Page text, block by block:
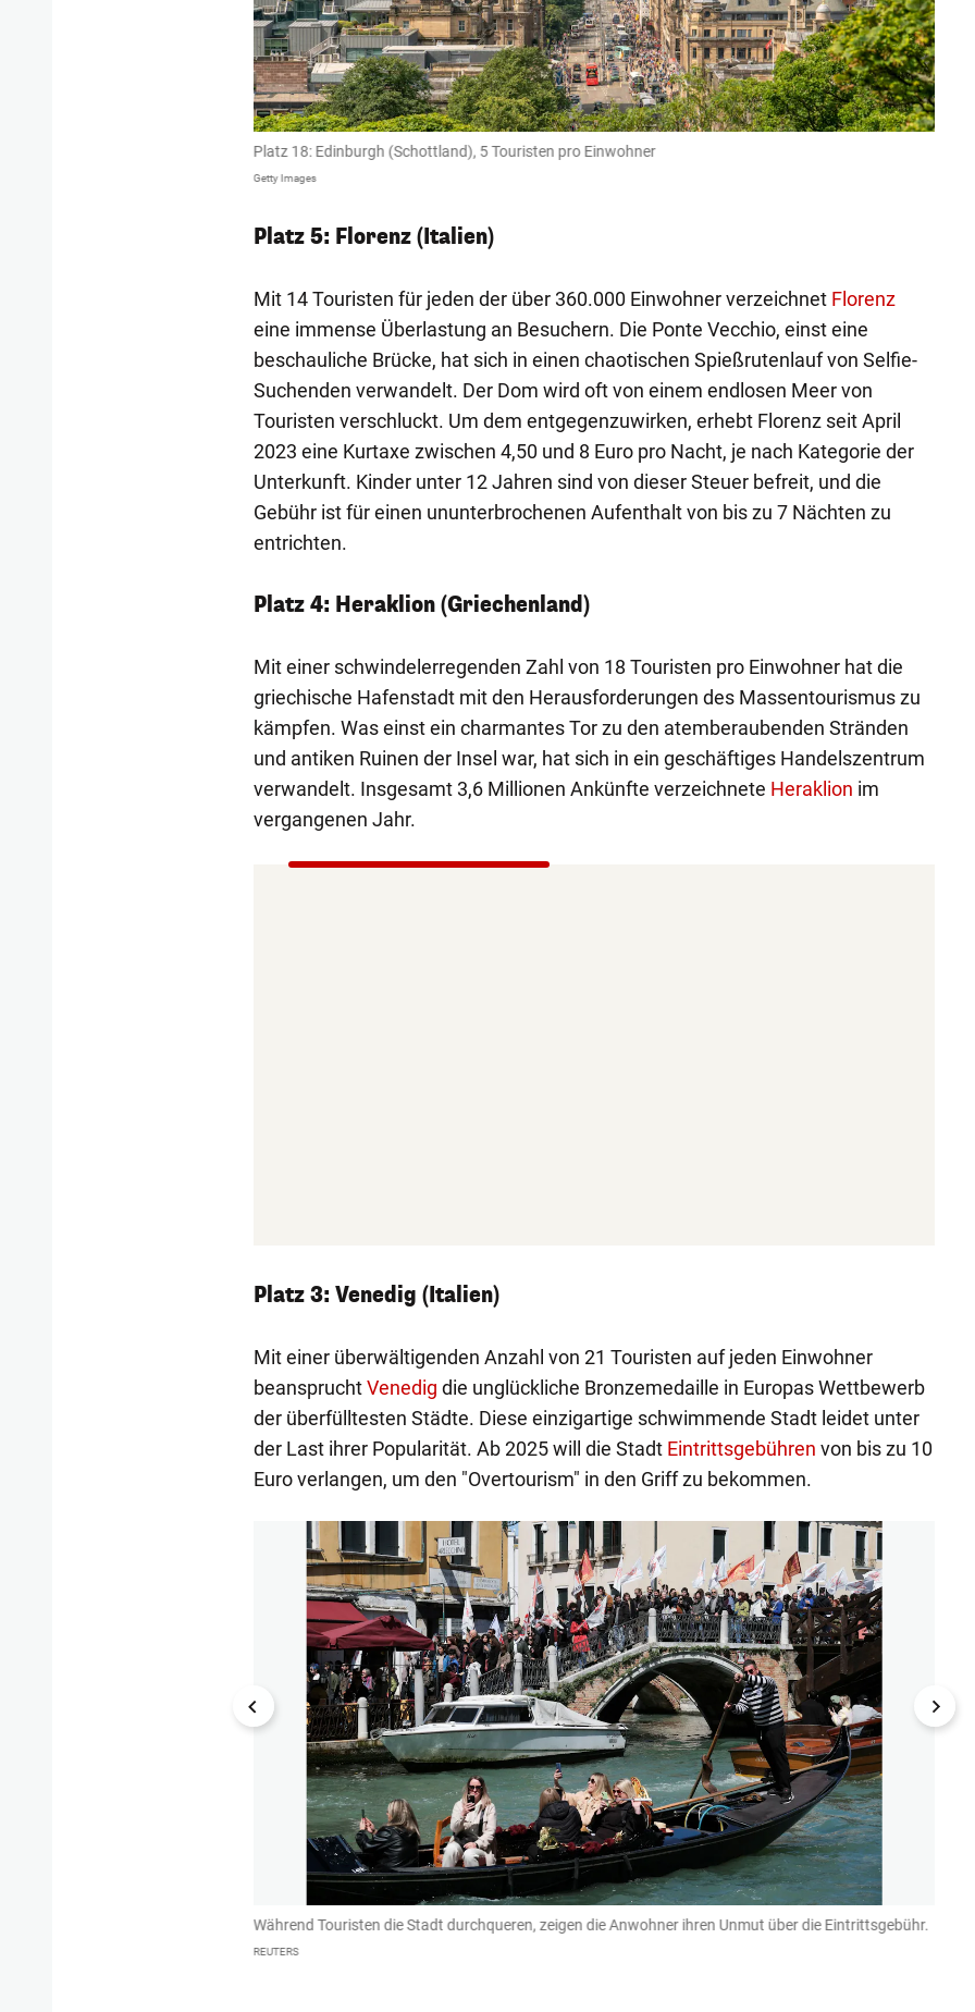
Platz 18: Edinburgh (Schottland), 5 Touristen pro Einwohner
Getty Images
Platz 5: Florenz (Italien)
Mit 14 Touristen für jeden der über 360.000 Einwohner verzeichnet Florenz
eine immense Überlastung an Besuchern. Die Ponte Vecchio, einst eine
beschauliche Brücke, hat sich in einen chaotischen Spießrutenlauf von Selfie-
Suchenden verwandelt. Der Dom wird oft von einem endlosen Meer von
Touristen verschluckt. Um dem entgegenzuwirken, erhebt Florenz seit April
2023 eine Kurtaxe zwischen 4,50 und 8 Euro pro Nacht, je nach Kategorie der
Unterkunft. Kinder unter 12 Jahren sind von dieser Steuer befreit, und die
Gebühr ist für einen ununterbrochenen Aufenthalt von bis zu 7 Nächten zu
entrichten.
Platz 4: Heraklion (Griechenland)
Mit einer schwindelerregenden Zahl von 18 Touristen pro Einwohner hat die
griechische Hafenstadt mit den Herausforderungen des Massentourismus zu
kämpfen. Was einst ein charmantes Tor zu den atemberaubenden Stränden
und antiken Ruinen der Insel war, hat sich in ein geschäftiges Handelszentrum
verwandelt. Insgesamt 3,6 Millionen Ankünfte verzeichnete Heraklion im
vergangenen Jahr.
Platz 3: Venedig (Italien)
Mit einer überwältigenden Anzahl von 21 Touristen auf jeden Einwohner
beanspruchtVenedig die unglückliche Bronzemedaille in Europas Wettbewerb
der überfülltesten Städte. Diese einzigartige schwimmende Stadt leidet unter
der Last ihrer Popularität. Ab 2025 will die Stadt Eintrittsgebühren von bis zu 10
Euro verlangen, um den "Overtourism" in den Griff zu bekommen.
1/6
Während Touristen die Stadt durchqueren, zeigen die Anwohner ihren Unmut über die Eintrittsgebühr.
REUTERS